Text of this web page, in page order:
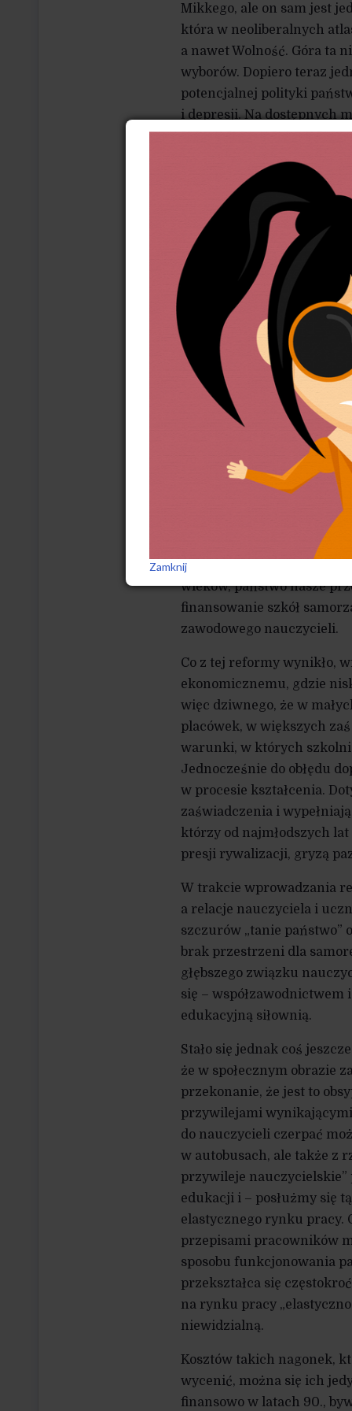
Mikkego, ale on sam jest
która w neoliberalnych
a nawet Wolność. Góra ta
wyborów. Dopiero teraz
potencjalnej polityki
i depresji. Na dostępnych
systemowi oświaty. Jej
może wychowywać
podboju ideowego.
gdzie powinno ono
Nie na moją głowę
i byłym nauczycielem,
jeszcze w liceum,
biustonosze. Widywałem
którzy odchodzili ze
90., gdy trwoniono w
procentować przez wiele
nie widziałem) na
spauperyzowana i
przedstawicielami
Nieco później, już na
obejmowali kolejne
pozornych beneficjentów
nauczycielskie na
absolutna ostateczność na
wieków, państwo nasze
finansowanie szkół
zawodowego nauczycieli.
Co z tej reformy wynikło,
ekonomicznemu, gdzie
więc dziwnego, że w
placówek, w większych
warunki, w których
Jednocześnie do obłędu
w procesie kształcenia.
zaświadczenia i
którzy od najmłodszych
presji rywalizacji, gryzą
W trakcie wprowadzania
a relacje nauczyciela i
szczurów „tanie państwo”
brak przestrzeni dla
głębszego związku
się – współzawodnictwem
edukacyjną siłownią.
Stało się jednak coś
że w społecznym obrazie
przekonanie, że jest to
przywilejami wynikającymi
do nauczycieli czerpać
w autobusach, ale także z
przywileje nauczycielskie”
edukacji i – posłużmy się
elastycznego rynku pracy.
przepisami pracowników
sposobu funkcjonowania
przekształca się
na rynku pracy
niewidzialną.
Kosztów takich nagonek,
wycenić, można się ich
finansowo w latach 90.,
Zamknij